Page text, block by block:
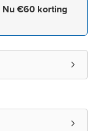
Nu €60 korting